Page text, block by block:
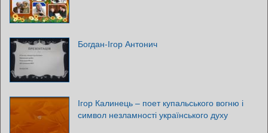
Богдан-Ігор Антонич
Ігор Калинець – поет купальського вогню і
символ незламності українського духу